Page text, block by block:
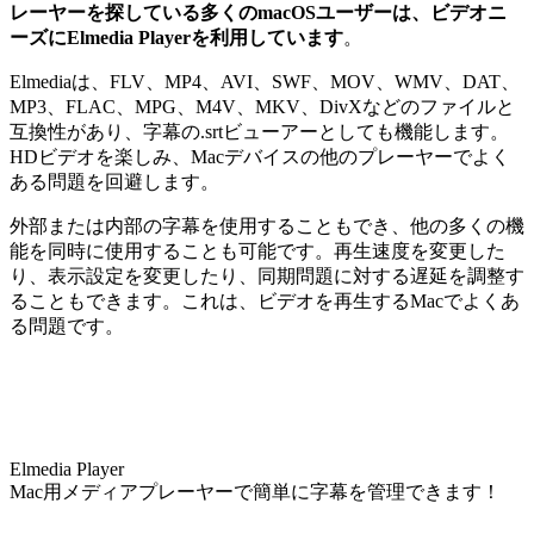
レーヤーを探している多くのmacOSユーザーは、ビデオニ
ーズにElmedia Playerを利用しています。
Elmediaは、FLV、MP4、AVI、SWF、MOV、WMV、DAT、
MP3、FLAC、MPG、M4V、MKV、DivXなどのファイルと
互換性があり、字幕の.srtビューアーとしても機能します。
HDビデオを楽しみ、Macデバイスの他のプレーヤーでよく
ある問題を回避します。
外部または内部の字幕を使用することもでき、他の多くの機
能を同時に使用することも可能です。再生速度を変更した
り、表示設定を変更したり、同期問題に対する遅延を調整す
ることもできます。これは、ビデオを再生するMacでよくあ
る問題です。
Elmedia Player
Mac用メディアプレーヤーで簡単に字幕を管理できます！